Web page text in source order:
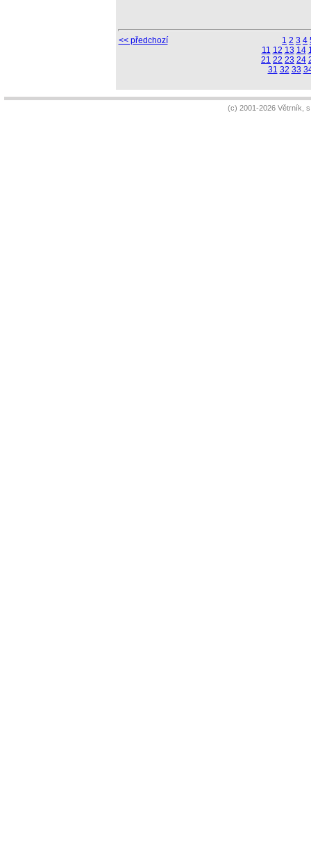
<< předchozí 1 2 3 4
11 12 13 14
21 22 23 24
31 32 33
(c) 2001-2026 Větrník,